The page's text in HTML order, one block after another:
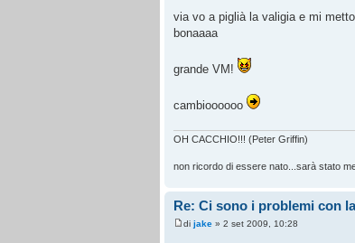
via vo a piglià la valigia e mi
bonaaaa
grande VM!
cambioooooo
OH CACCHIO!!! (Peter Griffin)
non ricordo di essere nato...sarà stato
Re: Ci sono i problemi con
di jake » 2 set 2009, 10:28